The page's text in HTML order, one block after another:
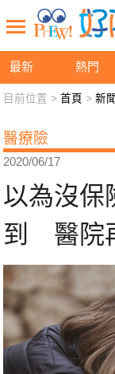
最新 熱門
新聞觀點
退休先準備
目前位置 >首頁 >新
醫療險
2020/06/17
以為沒
到 醫院